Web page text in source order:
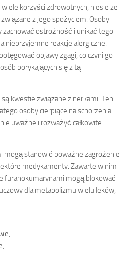
korzyści zdrowotnych, niesie ze
z jego spożyciem. Osoby
zachować ostrożność i unikać tego
nieprzyjemne reakcje alergiczne.
objawy zgagi, co czyni go
borykających się z tą
kwestie związane z nerkami. Ten
osoby cierpiące na schorzenia
uważne i rozważyć całkowite
mogą stanowić poważne zagrożenie
medykamenty. Zawarte w nim
furanokumarynami mogą blokować
dla metabolizmu wielu leków,
,
,